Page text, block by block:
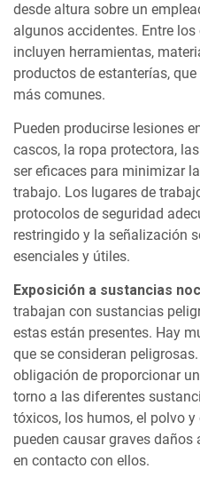
desde altura sobre un
algunos accidentes. Entre
incluyen herramientas,
productos de estanterías,
más comunes.
Pueden producirse lesiones
cascos, la ropa protectora,
ser eficaces para minimizar
trabajo. Los lugares de
protocolos de seguridad
restringido y la señalización
esenciales y útiles.
Exposición a sustancias
trabajan con sustancias
estas están presentes. Hay
que se consideran
obligación de proporcionar
torno a las diferentes
tóxicos, los humos, el polvo
pueden causar graves
en contacto con ellos.